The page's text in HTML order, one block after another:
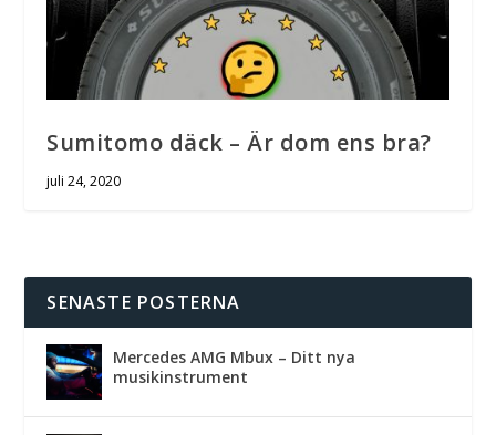
Sumitomo däck – Är dom ens bra?
juli 24, 2020
SENASTE POSTERNA
Mercedes AMG Mbux – Ditt nya
musikinstrument